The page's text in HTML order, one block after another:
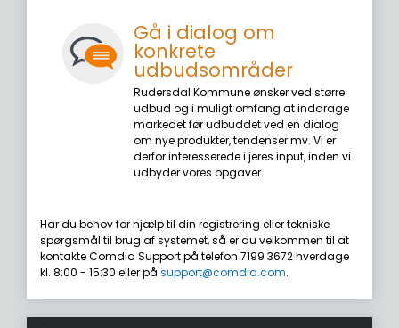
Gå i dialog om
konkrete
udbudsområder
Rudersdal Kommune ønsker ved større
udbud og i muligt omfang at inddrage
markedet før udbuddet ved en dialog
om nye produkter, tendenser mv. Vi er
derfor interesserede i jeres input, inden vi
udbyder vores opgaver.
Har du behov for hjælp til din registrering eller tekniske
spørgsmål til brug af systemet, så er du velkommen til at
kontakte Comdia Support på telefon 7199 3672 hverdage
kl. 8:00 - 15:30 eller på support@comdia.com.